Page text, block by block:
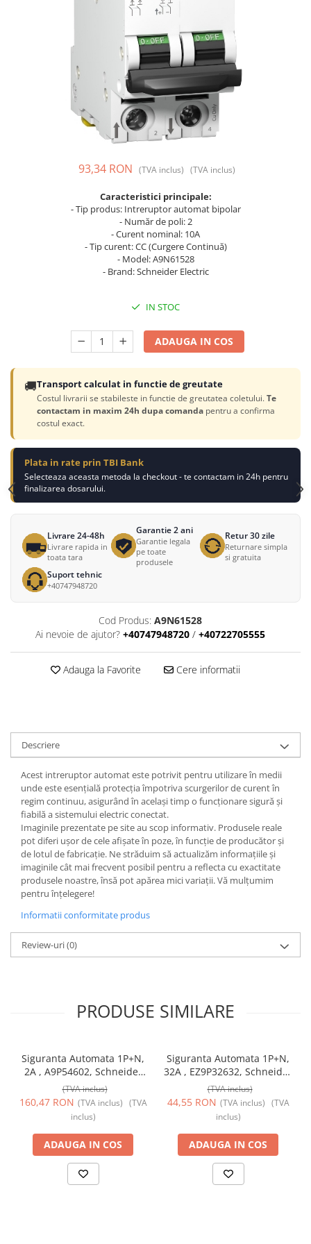
Suporturi de fixare
Variator de tensiune
93,34 RON (TVA inclus) (TVA inclus)
Caracteristici principale:
- Tip produs: Intreruptor automat bipolar
- Număr de poli: 2
- Curent nominal: 10A
- Tip curent: CC (Curgere Continuă)
- Model: A9N61528
- Brand: Schneider Electric
IN STOC
ADAUGA IN COS
🚚Transport calculat in functie de greutate
Costul livrarii se stabileste in functie de greutatea coletului.Te
contactam in maxim 24h dupa comanda pentru a confirma
costul exact.
Plata in rate prin TBI Bank
Selecteaza aceasta metoda la checkout - te contactam in 24h pentru
finalizarea dosarului.
Livrare 24-48h
Livrare rapida in
toata tara
Garantie 2 ani
Garantie legala
pe toate
produsele
Retur 30 zile
Returnare simpla
si gratuita
Suport tehnic
+40747948720
Cod Produs: A9N61528
Ai nevoie de ajutor? +40747948720 / +40722705555
Adauga la Favorite Cere informatii
Descriere
Acest intreruptor automat este potrivit pentru utilizare în medii
unde este esențială protecția împotriva scurgerilor de curent în
regim continuu, asigurând în același timp o funcționare sigură și
fiabilă a sistemului electric conectat.
Imaginile prezentate pe site au scop informativ. Produsele reale
pot diferi ușor de cele afișate în poze, în funcție de producător și
de lotul de fabricație. Ne străduim să actualizăm informațiile și
imaginile cât mai frecvent posibil pentru a reflecta cu exactitate
produsele noastre, însă pot apărea mici variații. Vă mulțumim
pentru înțelegere!
Informatii conformitate produs
Review-uri(0)
PRODUSE SIMILARE
Siguranta Automata 1P+N,
2A , A9P54602, Schneider
Electric
(TVA inclus)
160,47 RON (TVA inclus) (TVA
inclus)
ADAUGA IN COS
Siguranta Automata 1P+N,
32A , EZ9P32632, Schneider
Electric
(TVA inclus)
44,55 RON (TVA inclus) (TVA
inclus)
ADAUGA IN COS